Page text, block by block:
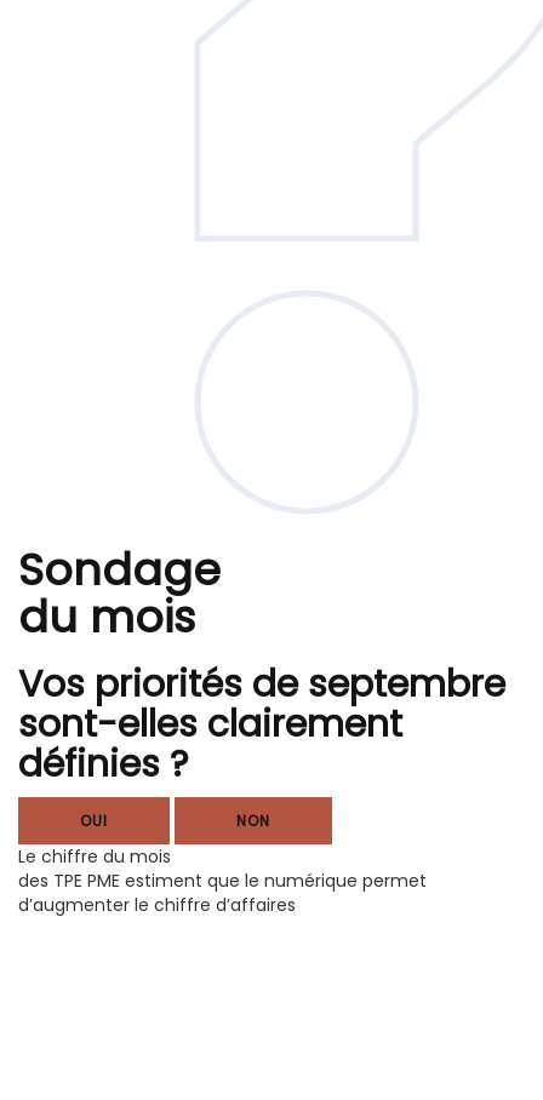
Sondage
du mois
Vos priorités de septembre
sont-elles clairement
définies ?
OUI NON
Le chiffre du mois
des TPE PME estiment que le numérique permet
d’augmenter le chiffre d’affaires